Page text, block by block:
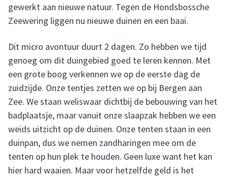
gewerkt aan nieuwe natuur. Tegen de Hondsbossche
Zeewering liggen nu nieuwe duinen en een baai.
Dit micro avontuur duurt 2 dagen. Zo hebben we tijd
genoeg om dit duingebied goed te leren kennen. Met
een grote boog verkennen we op de eerste dag de
zuidzijde. Onze tentjes zetten we op bij Bergen aan
Zee. We staan weliswaar dichtbij de bebouwing van het
badplaatsje, maar vanuit onze slaapzak hebben we een
weids uitzicht op de duinen. Onze tenten staan in een
duinpan, dus we nemen zandharingen mee om de
tenten op hun plek te houden. Geen luxe want het kan
hier hard waaien. Maar voor hetzelfde geld is het